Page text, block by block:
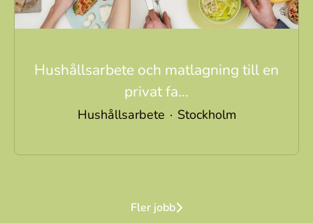
Hushållsarbete och matlagning till en
privat fa...
Hushållsarbete · Stockholm
Fler jobb